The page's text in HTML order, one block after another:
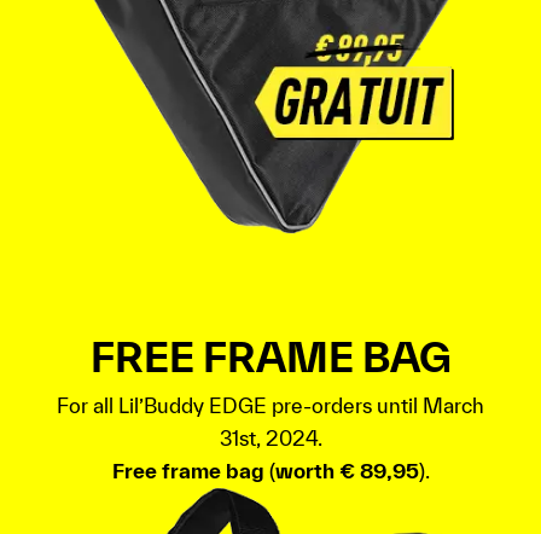
FREE FRAME BAG
For all Lil’Buddy EDGE pre-orders until March
31st, 2024.
Free frame bag (worth € 89,95).